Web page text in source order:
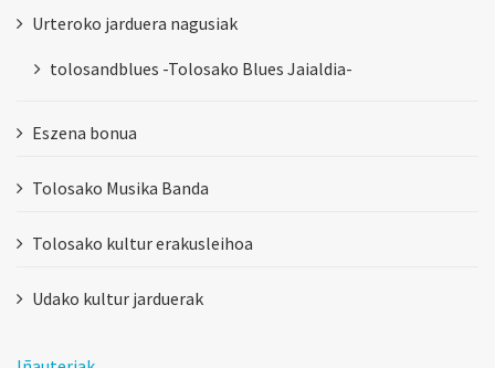
Urteroko jarduera nagusiak
tolosandblues -Tolosako Blues Jaialdia-
Eszena bonua
Tolosako Musika Banda
Tolosako kultur erakusleihoa
Udako kultur jarduerak